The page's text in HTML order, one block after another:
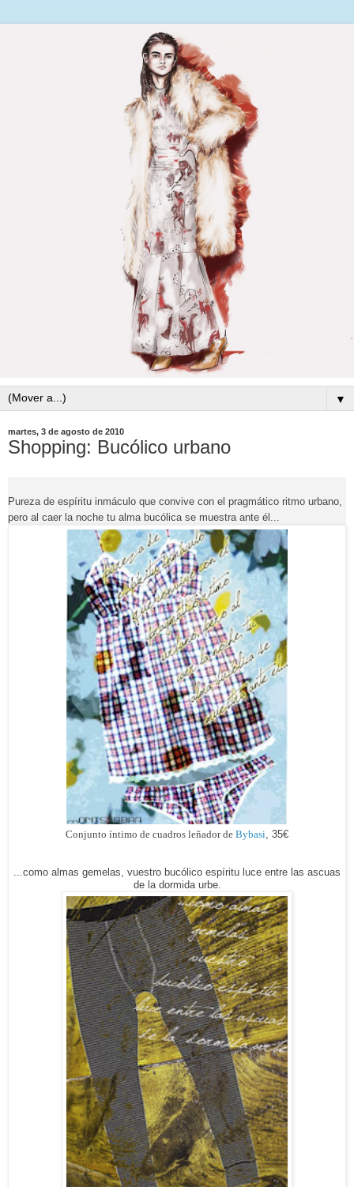
▼
martes, 3 de agosto de 2010
Shopping: Bucólico urbano
Pureza de espíritu inmáculo que convive con el pragmático ritmo urbano,
pero al caer la noche tu alma bucólica se muestra ante él...
Conjunto íntimo de cuadros leñador de Bybasi , 35€
como almas gemelas, vuestro bucólico espíritu luce entre las ascuas
de la dormida urbe.